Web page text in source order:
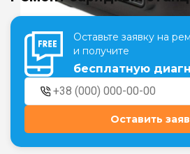
Театральная
г. Киев, ул. Крещатик 44-А
Оболонь
г. Киев, ТЦ LAKE PLAZA, ул. Героев
полка «Азов», 12
Дарница
г. Киев, Комфорт Таун, ул.
Оставьте заявку на
и получите
бесплатную
Оставить